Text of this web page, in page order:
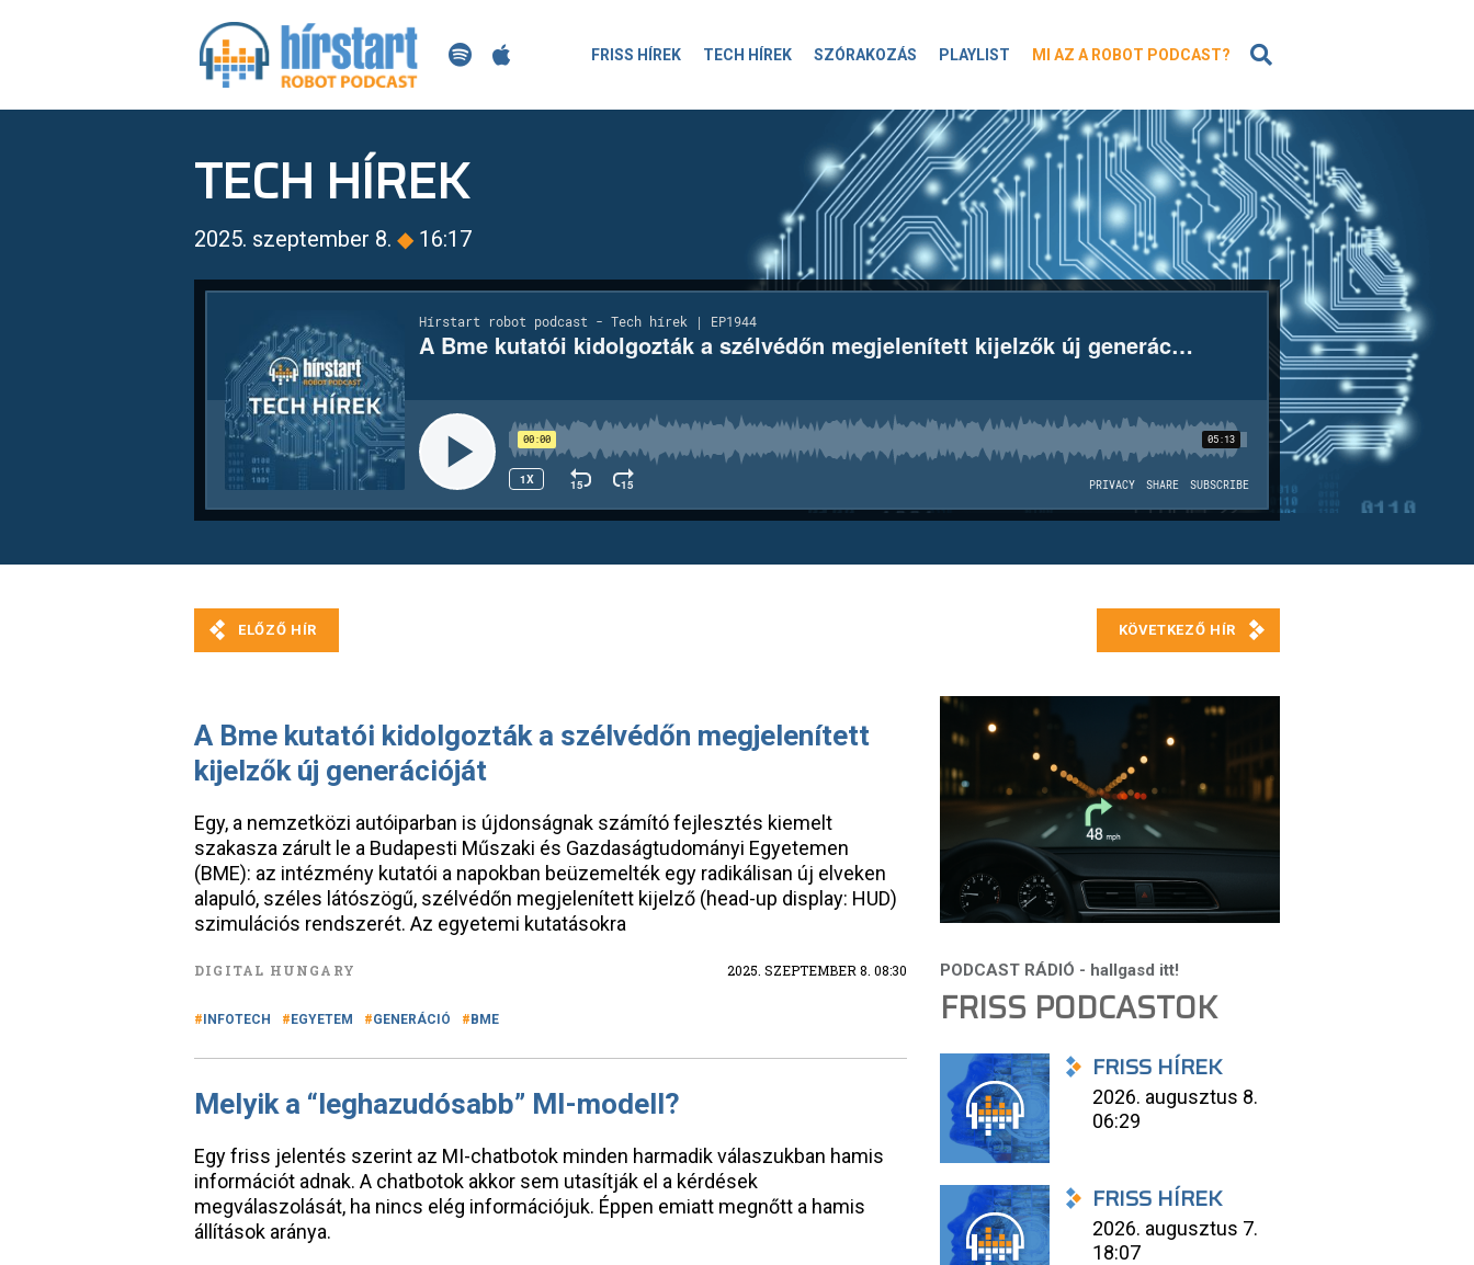
FRISS HÍREK TECH HÍREK SZÓRAKOZÁS PLAYLIST MI AZ A ROBOT PODCAST?
TECH HÍREK
2025. szeptember 8. ◆ 16:17
A Bme kutatói kidolgozták a szélvédőn megjelenített
kijelzők új generációját
Egy, a nemzetközi autóiparban is újdonságnak számító fejlesztés kiemelt
szakasza zárult le a Budapesti Műszaki és Gazdaságtudományi Egyetemen
(BME): az intézmény kutatói a napokban beüzemelték egy radikálisan új elveken
alapuló, széles látószögű, szélvédőn megjelenített kijelző (head-up display: HUD)
szimulációs rendszerét. Az egyetemi kutatásokra
DIGITAL HUNGARY 2025. SZEPTEMBER 8. 08:30
INFOTECH EGYETEM GENERÁCIÓ BME
Melyik a “leghazudósabb” MI-modell?
Egy friss jelentés szerint az MI-chatbotok minden harmadik válaszukban hamis
információt adnak. A chatbotok akkor sem utasítják el a kérdések
megválaszolását, ha nincs elég információjuk. Éppen emiatt megnőtt a hamis
állítások aránya.
FRISS PODCASTOK
FRISS HÍREK
2026. augusztus 8.
06:29
FRISS HÍREK
2026. augusztus 7.
18:07